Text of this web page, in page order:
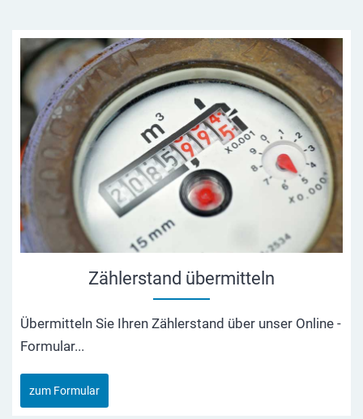
Zählerstand übermitteln
Übermitteln Sie Ihren Zählerstand über unser Online -
Formular...
zum Formular